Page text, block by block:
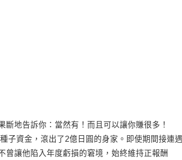
地告訴你：當然有！而且可以讓你賺很多！
子資金，滾出了2億日圓的身家。即使期間接連
曾讓他陷入年度虧損的窘境，始終維持正報酬